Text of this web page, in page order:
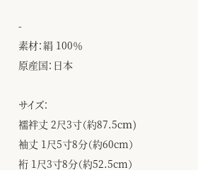
-
素材：絹 100％
原産国：日本
サイズ：
襦袢丈 2尺3寸（約87.5cｍ)
袖丈 1尺5寸8分（約60cm）
裄 1尺3寸8分（約52.5cm）